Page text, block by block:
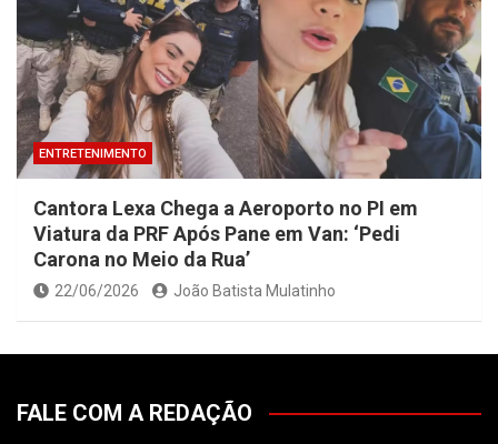
ENTRETENIMENTO
Cantora Lexa Chega a Aeroporto no PI em
Viatura da PRF Após Pane em Van: ‘Pedi
Carona no Meio da Rua’
22/06/2026 João Batista Mulatinho
FALE COM A REDAÇÃO